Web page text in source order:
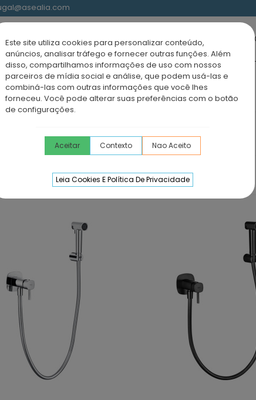
Este site utiliza cookies para personalizar conteúdo,
anúncios, analisar tráfego e fornecer outras funções. Além
disso, compartilhamos informações de uso com nossos
parceiros de mídia social e análise, que podem usá-las e
combiná-las com outras informações que você lhes
forneceu. Você pode alterar suas preferências com o botão
de configurações.
Aceitar Contexto Nao Aceito
Leia Cookies E Política De Privacidade
BANHO BASES DE DUCHE RESGUARDOS ACRÍLICOS
MÓVEIS CASA DE BANHO TORNEIRAS LAVATÓRIOS
TORNEIRAS DE